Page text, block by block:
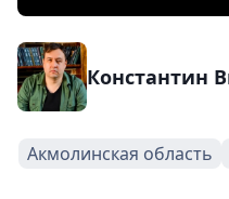
Константин
Акмолинская область